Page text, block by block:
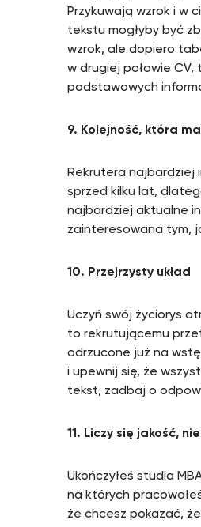
Przykuwają wzrok i w
tekstu mogłyby być
wzrok, ale dopiero
w drugiej połowie CV,
podstawowych
9. Kolejność, która
Rekrutera najbardziej
sprzed kilku lat,
najbardziej aktualne
zainteresowana tym,
10. Przejrzysty układ
Uczyń swój życiorys
to rekrutującemu
odrzucone już na
i upewnij się, że
tekst, zadbaj o
11. Liczy się jakość,
Ukończyłeś studia
na których
że chcesz pokazać,